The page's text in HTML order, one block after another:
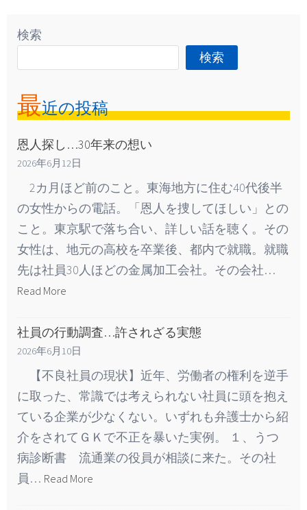
検索
検索
最近の投稿
恩人探し…30年来の想い
2026年6月12日
2カ月ほど前のこと。東海地方に住む40代後半
の女性からの電話。「恩人を捜してほしい」との
こと。東京駅で落ち合い、詳しい話を聴く。その
女性は、地元の高校を卒業後、都内で就職。就職
先は社員30人ほどの金属加工会社。その会社…
Read More
社員の行動調査…許されざる実態
2026年6月10日
【不良社員の現状】近年、労働者の権利を逆手
に取った、常識では考えられない社員に頭を抱え
ている企業が少なくない。いずれも弁護士から紹
介をされてＧＫで不正を暴いた実例。 １、うつ
病診断書 流通業の役員が相談に来た。その社
員… Read More